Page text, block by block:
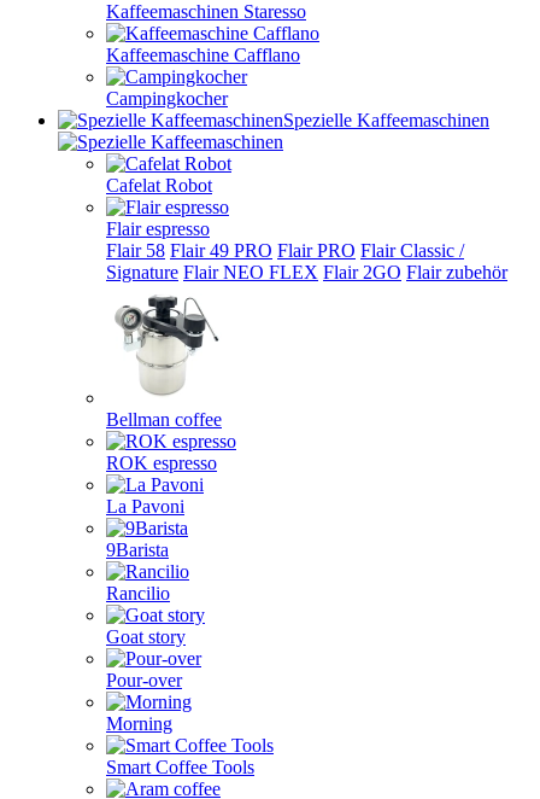
Kaffeemaschinen Staresso
Kaffeemaschine Cafflano
Campingkocher
Spezielle Kaffeemaschinen
Cafelat Robot
Flair espresso
Flair 58 Flair 49 PRO Flair PRO Flair Classic /
Signature Flair NEO FLEX Flair 2GO Flair zubehör
Bellman coffee
ROK espresso
La Pavoni
9Barista
Rancilio
Goat story
Pour-over
Morning
Smart Coffee Tools